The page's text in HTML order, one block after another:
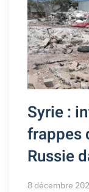
Syrie :
frappes
Russie
8 décembre